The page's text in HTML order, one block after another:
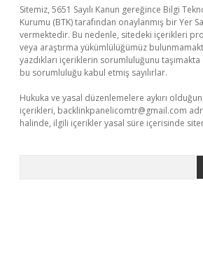
Sitemiz, 5651 Sayılı Kanun gereğince Bilgi
Kurumu (BTK) tarafından onaylanmış bir Yer
vermektedir. Bu nedenle, sitedeki içerikleri
veya araştırma yükümlülüğümüz
yazdıkları içeriklerin sorumluluğunu
bu sorumluluğu kabul etmiş sayılırlar.
Hukuka ve yasal düzenlemelere aykırı
içerikleri, backlinkpanelicomtr@gmail.com
halinde, ilgili içerikler yasal süre içerisinde